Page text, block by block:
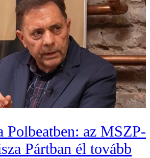
Polbeatben: az MSZP-
Pártban él tovább